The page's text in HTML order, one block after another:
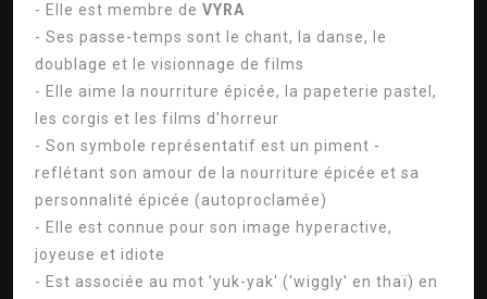
- Elle est membre de VYRA
- Ses passe-temps sont le chant, la danse, le
doublage et le visionnage de films
- Elle aime la nourriture épicée, la papeterie pastel,
les corgis et les films d'horreur
- Son symbole représentatif est un piment -
reflétant son amour de la nourriture épicée et sa
personnalité épicée (autoproclamée)
- Elle est connue pour son image hyperactive,
joyeuse et idiote
- Est associée au mot 'yuk-yak' ('wiggly' en thaï) en